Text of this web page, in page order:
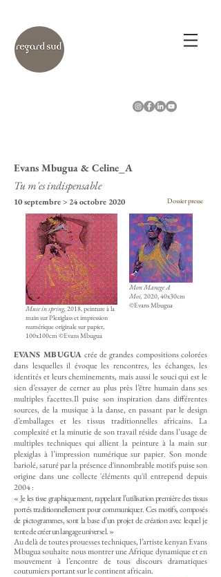
Evans Mbugua & Celine_A
Tu m'es indispensable
10 septembre > 24 octobre 2020 Dossier presse
Muse in spring,2018, peinture à la
main sur Plexiglass et impression
numérique originale sur papier,
100x100cm ©Evans Mbugua
Mon Manege A
Moi,2020, 40x30cm
©Evans Mbugua
EVANS MBUGUA crée de grandes compositions colorées
dans lesquelles il évoque les rencontres, les échanges, les
identités et leurs cheminements, mais aussi le souci qui est le
sien d’essayer de cerner au plus près l’être humain dans ses
multiples facettes.Il puise son inspiration dans différentes
sources, de la musique à la danse, en passant par le design
d’emballages et les tissus traditionnelles africains. La
complexité et la minutie de son travail réside dans l’usage de
multiples techniques qui allient la peinture à la main sur
plexiglas à l’impression numérique sur papier. Son monde
bariolé, saturé par la présence d'innombrable motifs puise son
origine dans une collecte 'éléments qu'il entrepend depuis
2004 :
« Je les tisse graphiquement, rappelant l’utilisation première des tissus
portés traditionnellement pour communiquer. Ces motifs, composés
de pictogrammes, sont la base d’un projet de création avec lequel je
tente de créer un langage universel. »
Au delà de toutes prouesses techniques, l’artiste kenyan Evans
Mbugua souhaite nous montrer une Afrique dynamique et en
mouvement à l’encontre de tous discours dramatiques
coutumiers portant sur le continent africain.